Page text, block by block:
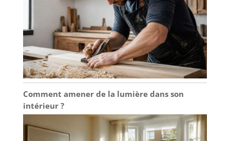
à libération rapide est
rapide et facile à porter.
Les bretelles extra
longues permettent un
ajustement de M à XXXL.
Comment amener de la lumière dans son
intérieur ?